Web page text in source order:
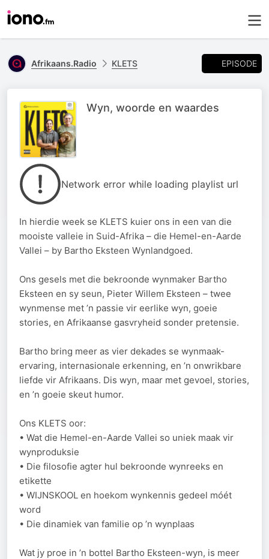
Afrikaans.Radio KLETS EPISODE
Wyn, woorde en waardes
Network error while loading playlist url
In hierdie week se KLETS kuier ons in een van die
mooiste valleie in Suid-Afrika – die Hemel-en-Aarde
Vallei – by Bartho Eksteen Wynlandgoed.
Ons gesels met die bekroonde wynmaker Bartho
Eksteen en sy seun, Pieter Willem Eksteen – twee
wynmense met ’n passie vir eerlike wyn, goeie
stories, en Afrikaanse gasvryheid sonder pretensie.
Bartho bring meer as vier dekades se wynmaak-
ervaring, internasionale erkenning, en ’n onwrikbare
liefde vir Afrikaans. Dis wyn, maar met gevoel, stories,
en ’n goeie skeut humor.
Ons KLETS oor:
• Wat die Hemel-en-Aarde Vallei so uniek maak vir
wynproduksie
• Die filosofie agter hul bekroonde wynreeks en
etikette
• WIJNSKOOL en hoekom wynkennis gedeel móét
word
• Die dinamiek van familie op ’n wynplaas
Wat jy proe in ’n bottel Bartho Eksteen-wyn, is meer